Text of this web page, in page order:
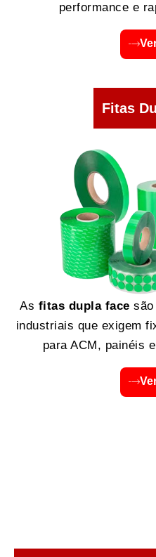
performance e
Fitas
As fitas dupla face
industriais que exigem
para ACM, painéis